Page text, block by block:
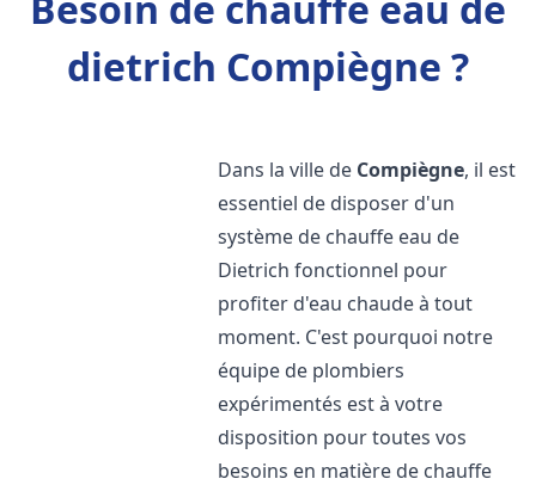
dietrich Compiègne ?
Dans la ville de Compiègne, il est
essentiel de disposer d'un
système de chauffe eau de
Dietrich fonctionnel pour
profiter d'eau chaude à tout
moment. C'est pourquoi notre
équipe de plombiers
expérimentés est à votre
disposition pour toutes vos
besoins en matière de chauffe